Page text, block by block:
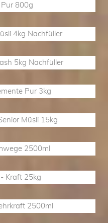
800g
4kg Nachfüller
5kg Nachfüller
Pur 3kg
Müsli 15kg
2500ml
Kraft 25kg
2500ml